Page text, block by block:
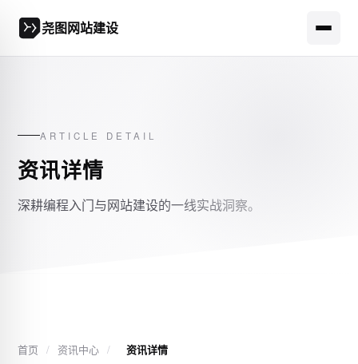
尧图网站建设
ARTICLE DETAIL
资讯详情
深耕编程入门与网站建设的一线实战洞察。
首页 / 资讯中心 / 资讯详情